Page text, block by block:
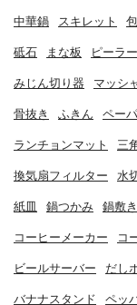
中華鍋 スキレット
砥石 まな板 ピーラー
みじん切り器 マッシ
骨抜き ふきん ペー
ランチョンマット 三
換気扇フィルター 水
紙皿 鍋つかみ 鍋敷き
コーヒーメーカー コ
ビールサーバー だし
バナナスタンド ペッ